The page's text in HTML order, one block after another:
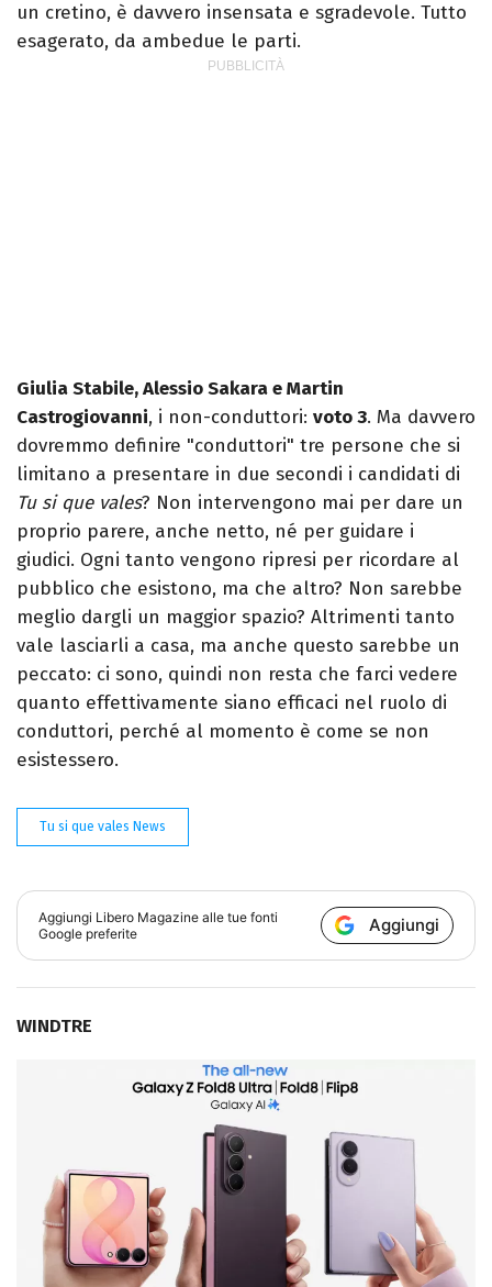
un cretino, è davvero insensata e sgradevole. Tutto
esagerato, da ambedue le parti.
Giulia Stabile, Alessio Sakara e Martin
Castrogiovanni, i non-conduttori: voto 3. Ma davvero
dovremmo definire "conduttori" tre persone che si
limitano a presentare in due secondi i candidati di
Tu si que vales? Non intervengono mai per dare un
proprio parere, anche netto, né per guidare i
giudici. Ogni tanto vengono ripresi per ricordare al
pubblico che esistono, ma che altro? Non sarebbe
meglio dargli un maggior spazio? Altrimenti tanto
vale lasciarli a casa, ma anche questo sarebbe un
peccato: ci sono, quindi non resta che farci vedere
quanto effettivamente siano efficaci nel ruolo di
conduttori, perché al momento è come se non
esistessero.
Tu si que vales News
Aggiungi Libero Magazine alle tue fonti
Google preferite
Aggiungi
WINDTRE